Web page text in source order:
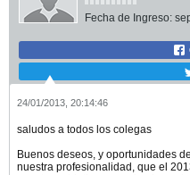
Fecha de Ingreso:
24/01/2013, 20:14:46
saludos a todos los colegas
Buenos deseos, y oportunidades
nuestra profesionalidad, que el